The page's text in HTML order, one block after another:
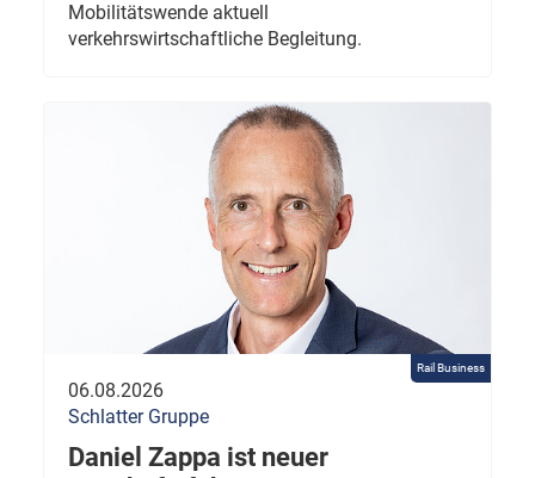
Mobilitätswende aktuell
verkehrswirtschaftliche Begleitung.
Rail Business
06.08.2026
Schlatter Gruppe
Daniel Zappa ist neuer